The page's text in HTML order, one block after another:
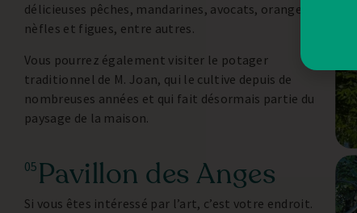
délicieuses pêches, mandarines, avocats, oranges,
nèfles et figues, entre autres.
Vous pourrez également visiter le potager
traditionnel de M. Joan, qui le cultive depuis de
nombreuses années et qui fait désormais partie du
paysage de la maison.
05 Pavillon des Anges
Si vous êtes intéressé par l’art, c’est votre endroit.